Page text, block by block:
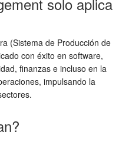
(Sistema de Producción de
con éxito en software,
finanzas e incluso en la
impulsando la